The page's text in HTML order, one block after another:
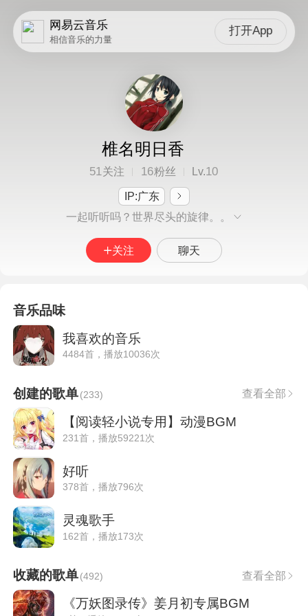
网易云音乐
相信音乐的力量
打开App
椎名明日香
51关注 16粉丝 Lv.10
IP:广东
一起听听吗？世界尽头的旋律。。
关注 聊天
音乐品味
我喜欢的音乐
4484首，播放10036次
创建的歌单(233) 查看全部
【阅读轻小说专用】动漫BGM
231首，播放59221次
好听
378首，播放796次
灵魂歌手
162首，播放173次
收藏的歌单(492) 查看全部
《万妖图录传》姜月初专属BGM